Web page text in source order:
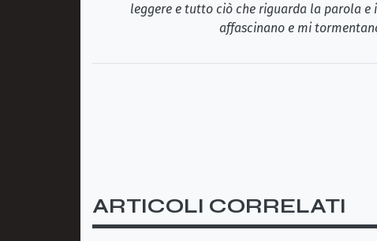
leggere e tutto ciò che riguarda la parola
affascinano e mi
ARTICOLI CORRELATI